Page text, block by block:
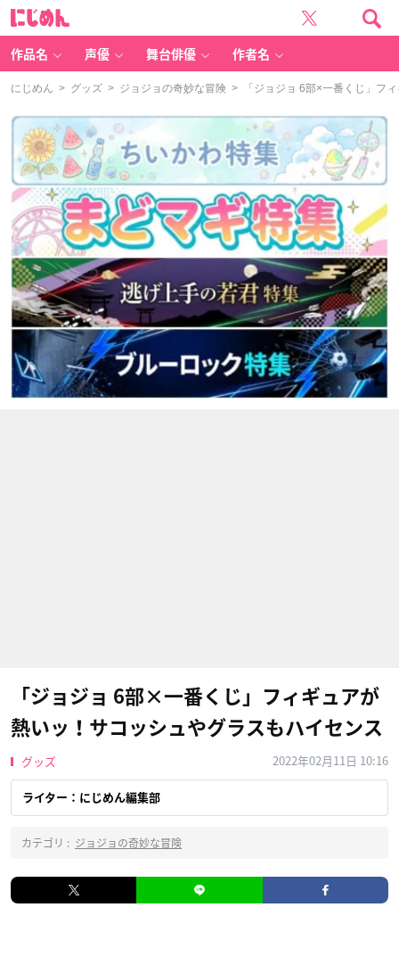
作品名 声優 舞台俳優 作者名
にじめん > グッズ > ジョジョの奇妙な冒険 > 「ジョジョ 6部×一番くじ」フ
「ジョジョ 6部×一番くじ」フィギュアが
熱いッ！サコッシュやグラスもハイセンス
グッズ 2022年02月11日 10:16
ライター：にじめん編集部
カテゴリ : ジョジョの奇妙な冒険